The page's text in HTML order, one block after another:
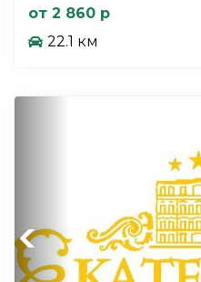
от 2 860 р
22.1 км
Previous